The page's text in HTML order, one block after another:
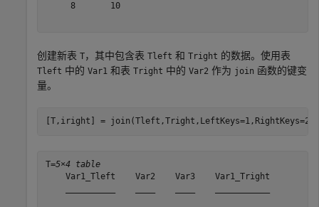
     8       10
创建新表 T，其中包含表 Tleft 和 Tright 的数据。使用表
Tleft 中的 Var1 和表 Tright 中的 Var2 作为 join 函数的键变
量。
[T,iright] = join(Tleft,Tright,LeftKeys=1,RightKeys=2)
T=5×4 table
    Var1_Tleft    Var2    Var3    Var1_Tright